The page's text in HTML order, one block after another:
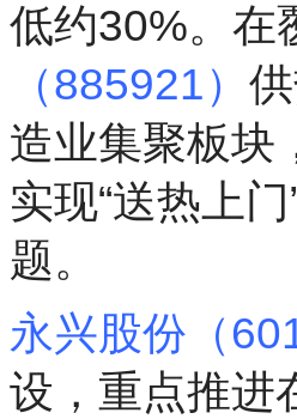
低约30%。在
（885921）
造业集聚板块
实现“送热上
题。
永兴股份（
设，重点推进